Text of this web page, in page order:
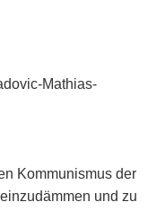
Mathias-
Kommunismus der
und zu